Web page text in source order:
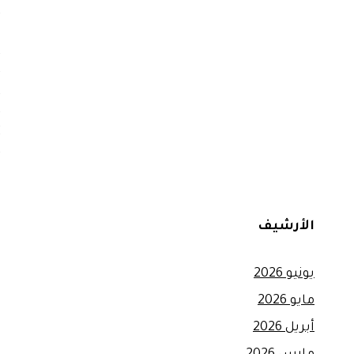
الأرشيف
يونيو 2026
مايو 2026
أبريل 2026